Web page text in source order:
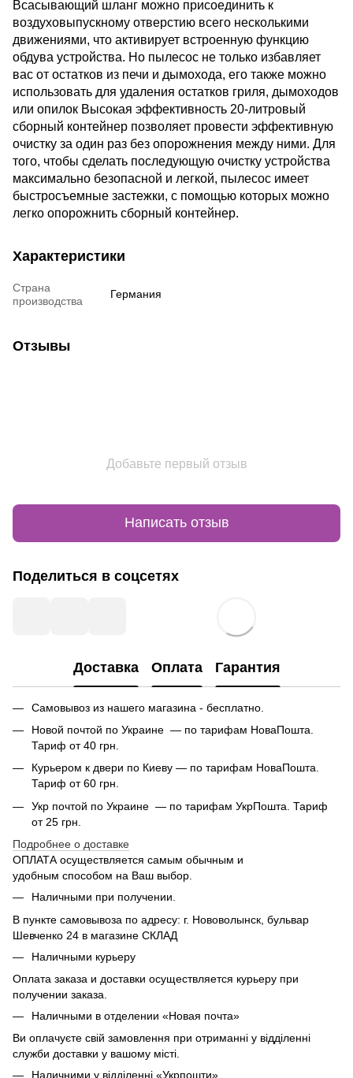
Всасывающий шланг можно присоединить к
воздуховыпускному отверстию всего несколькими
движениями, что активирует встроенную функцию
обдува устройства. Но пылесос не только избавляет
вас от остатков из печи и дымохода, его также можно
использовать для удаления остатков гриля, дымоходов
или опилок Высокая эффективность 20-литровый
сборный контейнер позволяет провести эффективную
очистку за один раз без опорожнения между ними. Для
того, чтобы сделать последующую очистку устройства
максимально безопасной и легкой, пылесос имеет
быстросъемные застежки, с помощью которых можно
легко опорожнить сборный контейнер.
Характеристики
Страна
производства
Германия
Отзывы
Добавьте первый отзыв
Написать отзыв
Поделиться в соцсетях
Доставка Оплата Гарантия
Самовывоз из нашего магазина - бесплатно.
Новой почтой по Украине — по тарифам НоваПошта.
Тариф от 40 грн.
Курьером к двери по Киеву — по тарифам НоваПошта.
Тариф от 60 грн.
Укр почтой по Украине — по тарифам УкрПошта. Тариф
от 25 грн.
Подробнее о доставке
ОПЛАТА осуществляется самым обычным и
удобным способом на Ваш выбор.
Наличными при получении.
В пункте самовывоза по адресу: г. Нововолынск, бульвар
Шевченко 24 в магазине СКЛАД
Наличными курьеру
Оплата заказа и доставки осуществляется курьеру при
получении заказа.
Наличными в отделении «Новая почта»
Ви оплачуєте свій замовлення при отриманні у відділенні
служби доставки у вашому місті.
Наличними у відділенні «Укрпошти»